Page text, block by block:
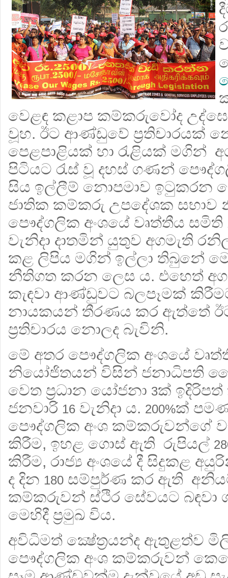
වෙළඳ කළාප කම්කරුවෝද
වූහ. ඊට ආණ්ඩුවේ ප්‍රතිචාරයක්
පෙළපාළියක් හා රැළියක් මගින්
පිටියට රැස් වූ දහස් ගණන්
සිය ඉල්ලීම් නොපමාව ඉටුකරන
ජාතික කම්කරු උපදේශක
පෞද්ගලික අංශයේ වෘත්තීය සමිති
වැනිදා දාතමින් යුතුව අගමැති
කළ ලිපිය මගින් ඉල්ලා තිබුනේ
නීතිගත කරන ලෙස ය. එහෙත්
කැඳවා ආණ්ඩුවට බලපෑමක්
නායකයන් තීරණය කර ඇත්තේ
ප්‍රතිචාරය නොලද බැවිනි.
මේ අතර පෞද්ගලික අංශයේ
නියෝජිතයන් විසින් ජනාධිපති
වෙත ප්‍රධාන යෝජනා 3ක්
ජනවාරි 16 වැනිදා ය. 200%ක් පමණ
පෞද්ගලික අංශ කම්කරුවන්ගේ
කිරීම, ඉහළ ගොස් ඇති රුපියල්
කිරීම, රාජ්‍ය අංශයේ දී සිදුකළ
ද දින 180 සම්පුර්ණ කර ඇති
කම්කරුවන් ස්ථිර සේවයට බඳවා
මෙහිදී ප්‍රමුඛ විය.
අවිධිමත් ක්‍ෂේත්‍රයන්ද ඇතුළත්ව
පෞද්ගලික අංශ කම්කරුවන්